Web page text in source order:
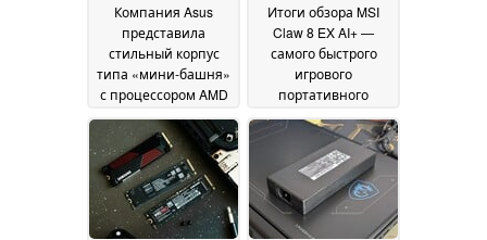
Компания Asus
представила
стильный корпус
типа «мини-башня»
с процессором AMD
панелью из дерева
или ткани 08 July 2026
Итоги обзора MSI
Claw 8 EX AI+ —
самого быстрого
игрового
портативного
07 July 2026